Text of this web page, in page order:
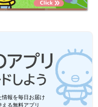
足していないかの確認や食
レミンソフト(ビサコジ
ートナトリウム)」などが
にさせたり、腸内の水分を
報を毎日お届け
る無料アプリ